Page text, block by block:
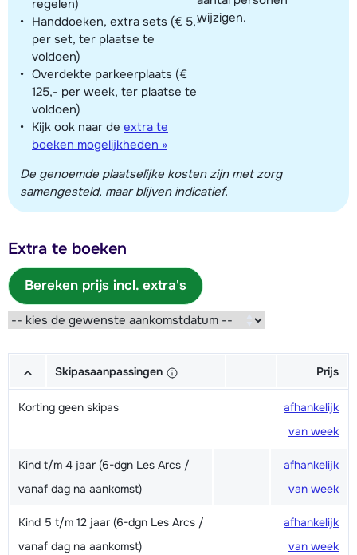
regelen)
Handdoeken, extra sets (€ 5,-
per set, ter plaatse te
voldoen)
Overdekte parkeerplaats (€
125,- per week, ter plaatse te
voldoen)
Kijk ook naar de extra te
boeken mogelijkheden »
wijzigen.
De genoemde plaatselijke kosten zijn met zorg
samengesteld, maar blijven indicatief.
Extra te boeken
Bereken prijs incl. extra's
Skipasaanpassingen Prijs
Korting geen skipas
afhankelijk
van week
Kind t/m 4 jaar (6-dgn Les Arcs /
vanaf dag na aankomst)
afhankelijk
van week
Kind 5 t/m 12 jaar (6-dgn Les Arcs /
vanaf dag na aankomst)
afhankelijk
van week